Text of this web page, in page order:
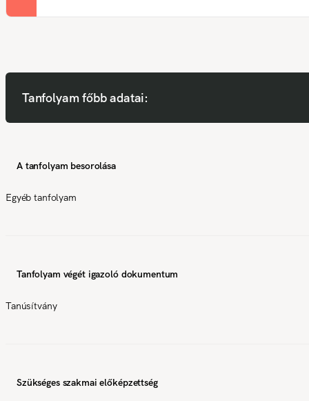
Tanfolyam főbb adatai:
A tanfolyam besorolása
Egyéb tanfolyam
Tanfolyam végét igazoló dokumentum
Tanúsítvány
Szükséges szakmai előképzettség